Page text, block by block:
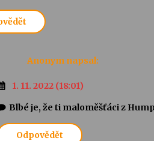
Anonym napsal:
1. 11. 2022 (18:01)
Blbé je, že ti maloměšťáci z
Odpovědět